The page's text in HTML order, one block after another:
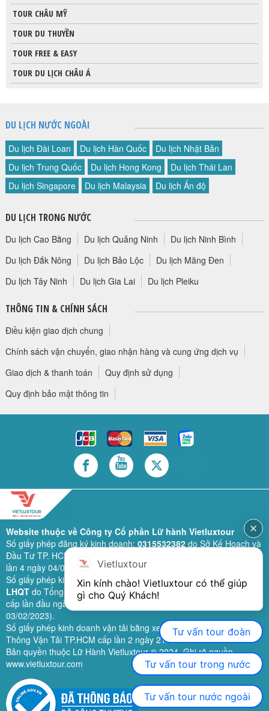
TOUR CHÂU MỸ
TOUR DU THUYỀN
TOUR FREE & EASY
TOUR DU LỊCH CHÂU Á
DU LỊCH NƯỚC NGOÀI
Du lịch Đài Loan Du lịch Hàn Quốc
Du lịch Nhật Bản
Du lịch Trung Quốc
Du lịch Hong Kong
Du lịch Thái Lan
Du lịch Singapore
Du lịch Malaysia Du lịch Ấn độ
DU LỊCH TRONG NƯỚC
Du lịch Cao Bằng Du lịch Quảng Ninh
Du lịch Ninh Bình
Du lịch Đắk Nông
Du lịch Bảo Lộc
Du lịch Măng Đen
Du lịch Tây Ninh
Du lịch Gia Lai Du lịch Pleiku
THÔNG TIN & CHÍNH SÁCH
Điều kiện giao dịch chung
Chính sách vận chuyển, giao nhận hàng và cung ứng dịch vụ
Giao dịch & thanh toán
Quy định sử dụng
Quy định bảo mật thông tin
Website thuộc về Công ty Cổ phần Lữ hành Vietluxtour
Số giấy phép đăng ký kinh doanh: 0315532382do Sở Kế Hoạch và
Đầu Tư TP. HCM cấp lần đầu ngày 28/02/2019 (sửa đổi bổ sung
lần 4 ngày 04/06/2024).
Số giấy phép kinh doanh lữ hành quốc tế:79-1111/2019/TCDL-GP
LHQTdo Tổng Cục Du Lịch (nay là Cục Du lịch quốc gia Việt Nam)
cấp lần đầu ngày 26/09/2019 (sửa đổi, bổ sung lần 3 ngày
03/02/2023).
Số giấy phép kinh doanh vận tải bằng xe ô tô:11924do Sở Giao
Thông Vận Tải TP.HCM cấp lần 2 ngày 21/02/2023.
Bản quyền thuộc Lữ Hành Vietluxtour ® 2024. Ghi rõ nguồn
www.vietluxtour.com
Vietluxtour
Xin kính chào! Vietluxtour có thể giúp
gì cho Quý Khách!
Tư vấn tour đoàn
Tư vấn tour trong nước
Tư vấn tour nước ngoài